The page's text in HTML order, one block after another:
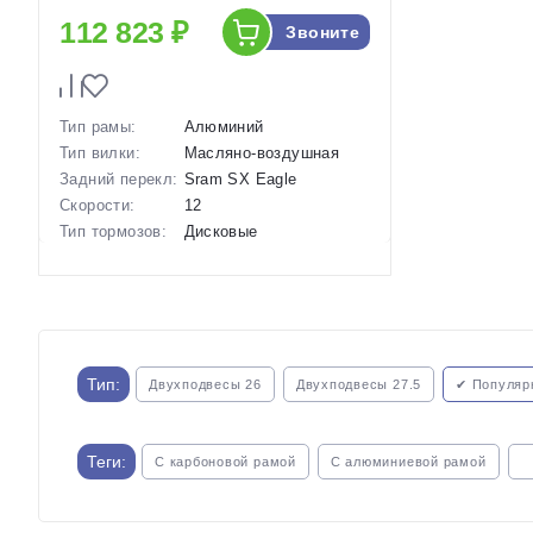
112 823 ₽ Звоните
Тип рамы:
Алюминий
Тип вилки:
Масляно-воздушная
Задний перекл: Sram SX Eagle
Скорости:
12
Тип тормозов:
Дисковые
Тип: Двухподвесы 26 Двухподвесы 27.5 ✔
Теги: С карбоновой рамой С алюминиевой рамой